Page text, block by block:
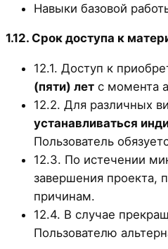
Навыки базовой
1.12. Срок доступа к
12.1. Доступ к
(пяти) лет с момента
12.2. Для различных
устанавливаться
Пользователь
12.3. По истечении
завершения проекта,
причинам.
12.4. В случае
Пользователю